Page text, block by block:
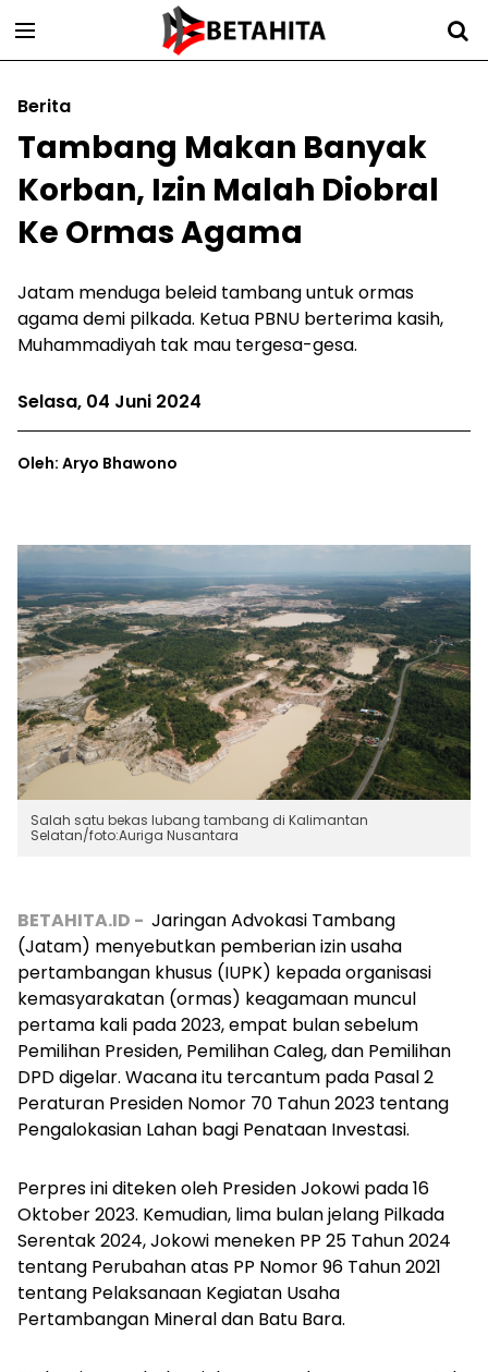
Berita
Tambang Makan Banyak
Korban, Izin Malah Diobral
Ke Ormas Agama
Jatam menduga beleid tambang untuk ormas
agama demi pilkada. Ketua PBNU berterima kasih,
Muhammadiyah tak mau tergesa-gesa.
Selasa, 04 Juni 2024
Oleh: Aryo Bhawono
Salah satu bekas lubang tambang di Kalimantan
Selatan/foto:Auriga Nusantara
BETAHITA.ID - Jaringan Advokasi Tambang
(Jatam) menyebutkan pemberian izin usaha
pertambangan khusus (IUPK) kepada organisasi
kemasyarakatan (ormas) keagamaan muncul
pertama kali pada 2023, empat bulan sebelum
Pemilihan Presiden, Pemilihan Caleg, dan Pemilihan
DPD digelar. Wacana itu tercantum pada Pasal 2
Peraturan Presiden Nomor 70 Tahun 2023 tentang
Pengalokasian Lahan bagi Penataan Investasi.
Perpres ini diteken oleh Presiden Jokowi pada 16
Oktober 2023. Kemudian, lima bulan jelang Pilkada
Serentak 2024, Jokowi meneken PP 25 Tahun 2024
tentang Perubahan atas PP Nomor 96 Tahun 2021
tentang Pelaksanaan Kegiatan Usaha
Pertambangan Mineral dan Batu Bara.